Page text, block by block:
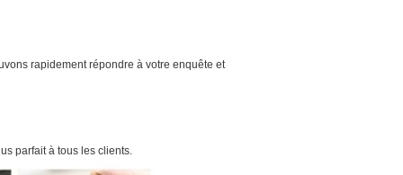
rapidement répondre à votre enquête et
parfait à tous les clients.